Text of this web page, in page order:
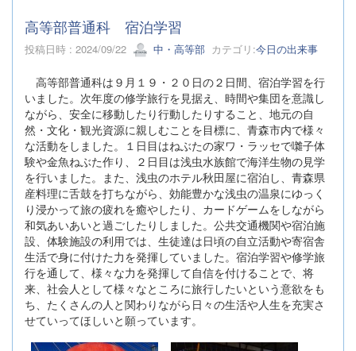
高等部普通科 宿泊学習
投稿日時 : 2024/09/22 中・高等部 カテゴリ:今日の出来事
高等部普通科は９月１９・２０日の２日間、宿泊学習を行
いました。次年度の修学旅行を見据え、時間や集団を意識し
ながら、安全に移動したり行動したりすること、地元の自
然・文化・観光資源に親しむことを目標に、青森市内で様々
な活動をしました。１日目はねぶたの家ワ・ラッセで囃子体
験や金魚ねぶた作り、２日目は浅虫水族館で海洋生物の見学
を行いました。また、浅虫のホテル秋田屋に宿泊し、青森県
産料理に舌鼓を打ちながら、効能豊かな浅虫の温泉にゆっく
り浸かって旅の疲れを癒やしたり、カードゲームをしながら
和気あいあいと過ごしたりしました。公共交通機関や宿泊施
設、体験施設の利用では、生徒達は日頃の自立活動や寄宿舎
生活で身に付けた力を発揮していました。宿泊学習や修学旅
行を通して、様々な力を発揮して自信を付けることで、将
来、社会人として様々なところに旅行したいという意欲をも
ち、たくさんの人と関わりながら日々の生活や人生を充実さ
せていってほしいと願っています。